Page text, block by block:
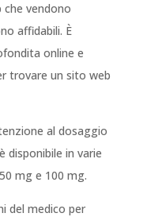
che vendono
affidabili. È
online e
trovare un sito web
al dosaggio
disponibile in varie
mg e 100 mg.
del medico per